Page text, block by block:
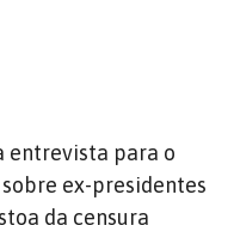
entrevista para o
ex-presidentes
da censura